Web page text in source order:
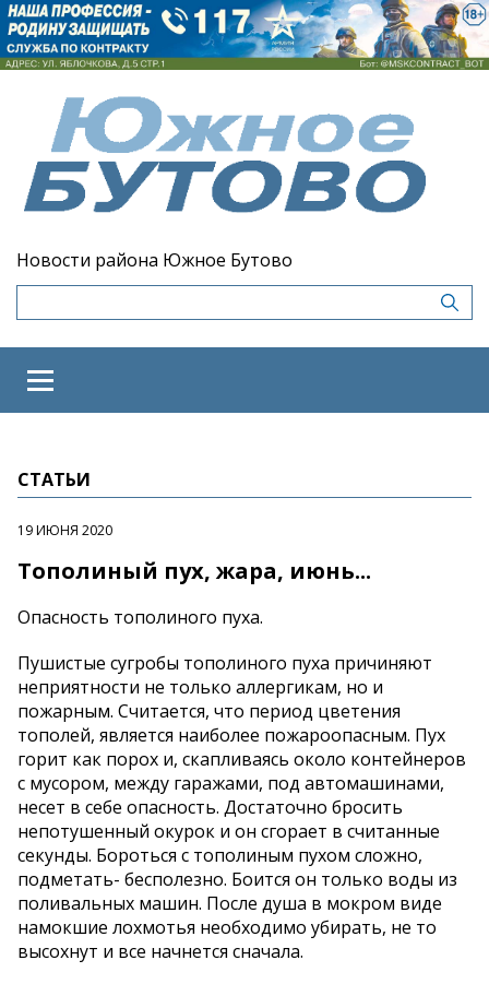
Новости района Южное Бутово
СТАТЬИ
19 ИЮНЯ 2020
Тополиный пух, жара, июнь...
Опасность тополиного пуха.
Пушистые сугробы тополиного пуха причиняют
неприятности не только аллергикам, но и
пожарным. Считается, что период цветения
тополей, является наиболее пожароопасным. Пух
горит как порох и, скапливаясь около контейнеров
с мусором, между гаражами, под автомашинами,
несет в себе опасность. Достаточно бросить
непотушенный окурок и он сгорает в считанные
секунды. Бороться с тополиным пухом сложно,
подметать- бесполезно. Боится он только воды из
поливальных машин. После душа в мокром виде
намокшие лохмотья необходимо убирать, не то
высохнут и все начнется сначала.